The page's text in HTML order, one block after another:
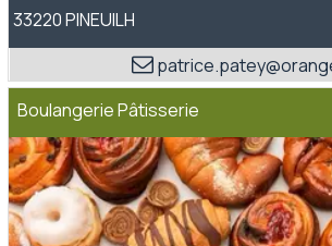
33220 PINEUILH
Boulangerie Pâtisserie